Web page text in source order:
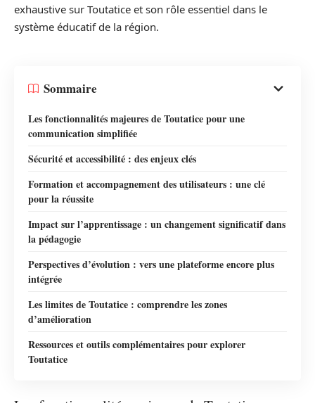
exhaustive sur Toutatice et son rôle essentiel dans le
système éducatif de la région.
Sommaire
Les fonctionnalités majeures de Toutatice pour une
communication simplifiée
Sécurité et accessibilité : des enjeux clés
Formation et accompagnement des utilisateurs : une clé
pour la réussite
Impact sur l’apprentissage : un changement significatif dans
la pédagogie
Perspectives d’évolution : vers une plateforme encore plus
intégrée
Les limites de Toutatice : comprendre les zones
d’amélioration
Ressources et outils complémentaires pour explorer
Toutatice